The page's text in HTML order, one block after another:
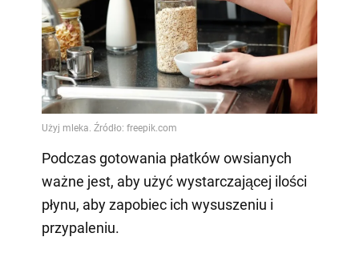
Podczas gotowania płatków owsianych
ważne jest, aby użyć wystarczającej ilości
płynu, aby zapobiec ich wysuszeniu i
przypaleniu.